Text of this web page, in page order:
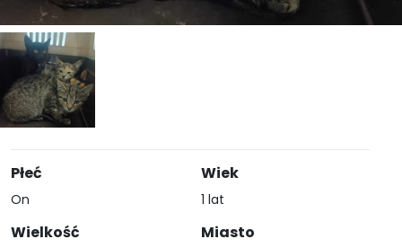
Płeć
On
Wielkość
Wiek
1 lat
Miasto